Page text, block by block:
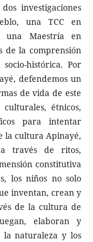
investigaciones
una TCC en
una Maestría en
de la comprensión
histórica. Por
defendemos un
de vida de este
culturales, étnicos,
para intentar
la cultura Apinayé,
través de ritos,
constitutiva
los niños no solo
inventan, crean y
de la cultura de
elaboran y
la naturaleza y los